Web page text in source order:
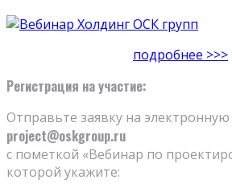
подробнее >>>
Регистрация на участие:
Отправьте заявку на
project@oskgroup.ru
с пометкой «Вебинар по
которой укажите: